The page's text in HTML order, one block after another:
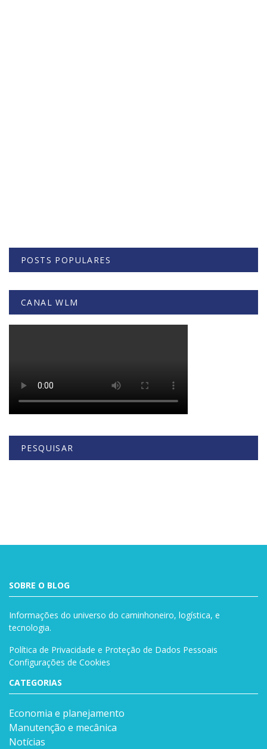
POSTS POPULARES
CANAL WLM
PESQUISAR
SOBRE O BLOG
Informações do universo do caminhoneiro, logística, e
tecnologia.
Política de Privacidade e Proteção de Dados Pessoais
Configurações de Cookies
CATEGORIAS
Economia e planejamento
Manutenção e mecânica
Notícias